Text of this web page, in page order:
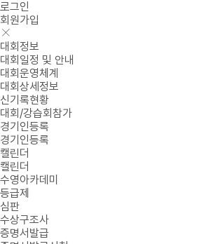
로그인
회원가입
대회정보
대회일정 및 안내
대회운영체계
대회상세정보
신기록현황
대회/강습회참가
경기인등록
경기인등록
캘린더
캘린더
수영아카데미
등급제
심판
수상구조사
증명서발급